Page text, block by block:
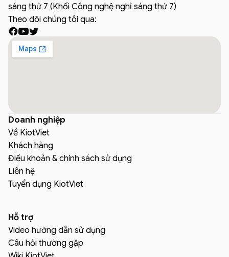
sáng thứ 7 (Khối Công nghệ nghỉ sáng thứ 7)
Theo dõi chúng tôi qua:
Doanh nghiệp
Về KiotViet
Khách hàng
Điều khoản & chính sách sử dụng
Liên hệ
Tuyển dụng KiotViet
Hỗ trợ
Video hướng dẫn sử dụng
Câu hỏi thường gặp